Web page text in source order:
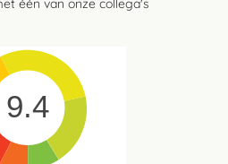
één van onze collega's
9.4